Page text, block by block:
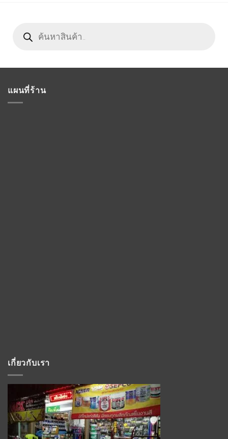
search
แผนที่ร้าน
เกี่ยวกับเรา